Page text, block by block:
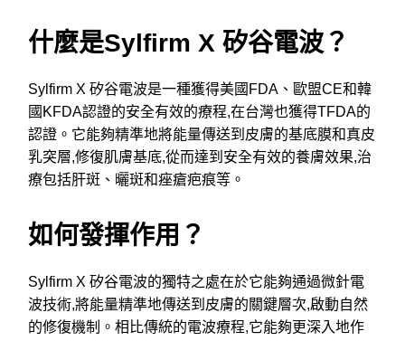
什麼是Sylfirm X 矽谷電波？
Sylfirm X 矽谷電波是一種獲得美國FDA、歐盟CE和韓
國KFDA認證的安全有效的療程,在台灣也獲得TFDA的
認證。它能夠精準地將能量傳送到皮膚的基底膜和真皮
乳突層,修復肌膚基底,從而達到安全有效的養膚效果,治
療包括肝斑、曬斑和痤瘡疤痕等。
如何發揮作用？
Sylfirm X 矽谷電波的獨特之處在於它能夠通過微針電
波技術,將能量精準地傳送到皮膚的關鍵層次,啟動自然
的修復機制。相比傳統的電波療程,它能夠更深入地作